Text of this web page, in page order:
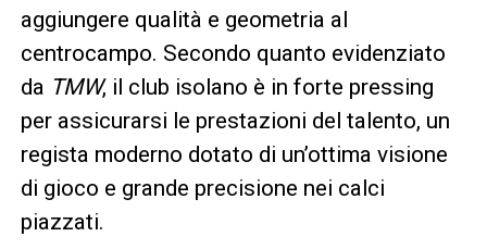
aggiungere qualità e geometria al
centrocampo. Secondo quanto evidenziato
da TMW, il club isolano è in forte pressing
per assicurarsi le prestazioni del talento, un
regista moderno dotato di un’ottima visione
di gioco e grande precisione nei calci
piazzati.